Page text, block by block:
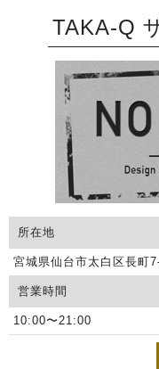
TAKA-Q
所在地
宮城県仙台市太白区長町
営業時間
10:00〜21:00